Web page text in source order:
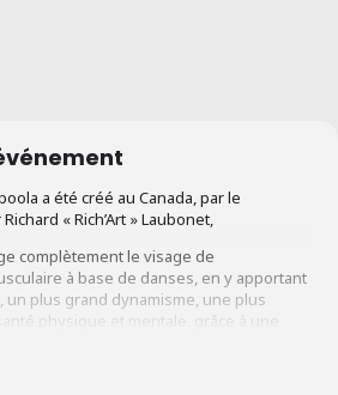
a été créé au Canada, par le
« Rich’Art » Laubonet,
complètement le visage de
à base de danses, en y apportant
plus grand dynamisme, une plus
physique et mentale, grâce à une